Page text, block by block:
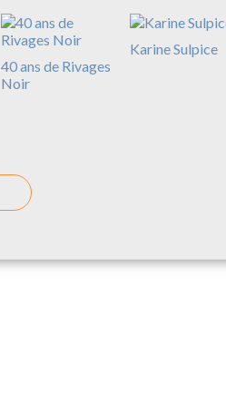
40 ans de Rivages
Noir
Karine Sulpice